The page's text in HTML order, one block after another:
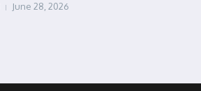
June 28, 2026